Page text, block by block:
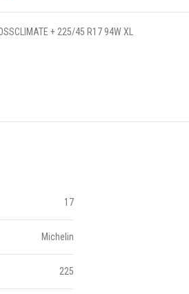
+ 225/45 R17 94W XL
17
Michelin
225